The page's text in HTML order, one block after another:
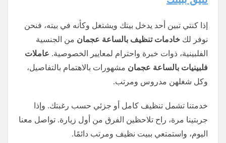
إذا كنتي تبين أحد يدخل بيتك ويشتغل وكأنه في بيته، فنحن
نوفر لك خادمات تنظيف بالساعة عجمان من الجنسية
الفلبينية، ذوات خبرة واحترام لمعايير الخصوصية. عاملات
فلبينيات بالساعة عجمان مشهورات بالاهتمام بالتفاصيل،
وكل شغلهن مدروس ومرتب.
خدمتنا تشمل تنظيف كامل أو جزئي حسب رغبتك. وإذا
جربتينا مرة، راح تلاحظين الفرق من أول زيارة. تواصل معنا
اليوم، واستمتعي ببيت نظيف ومرتب دائمًا.